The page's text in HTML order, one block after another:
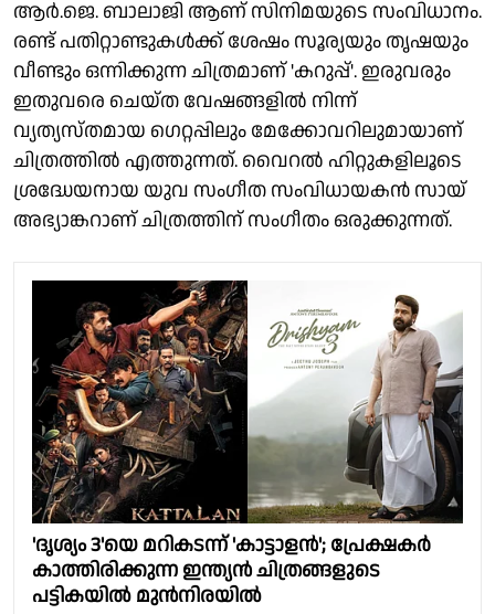
ആർ.ജെ. ബാലാജി ആണ് സിനിമയുടെ സംവിധാനം.
രണ്ട് പതിറ്റാണ്ടുകൾക്ക് ശേഷം സൂര്യയും തൃഷയും
വീണ്ടും ഒന്നിക്കുന്ന ചിത്രമാണ് 'കറുപ്പ്'. ഇരുവരും
ഇതുവരെ ചെയ്ത വേഷങ്ങളിൽ നിന്ന്
വ്യത്യസ്തമായ ഗെറ്റപ്പിലും മേക്കോവറിലുമായാണ്
ചിത്രത്തിൽ എത്തുന്നത്. വൈറൽ ഹിറ്റുകളിലൂടെ
ശ്രദ്ധേയനായ യുവ സംഗീത സംവിധായകൻ സായ്
അഭ്യാങ്കറാണ് ചിത്രത്തിന് സംഗീതം ഒരുക്കുന്നത്.
'ദൃശ്യം 3'യെ മറികടന്ന് 'കാട്ടാളൻ'; പ്രേക്ഷകർ
കാത്തിരിക്കുന്ന ഇന്ത്യൻ ചിത്രങ്ങളുടെ
പട്ടികയിൽ മുൻനിരയിൽ